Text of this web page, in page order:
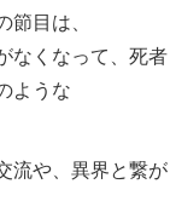
節目は、
なくなって、死者
ような
流や、異界と繋が